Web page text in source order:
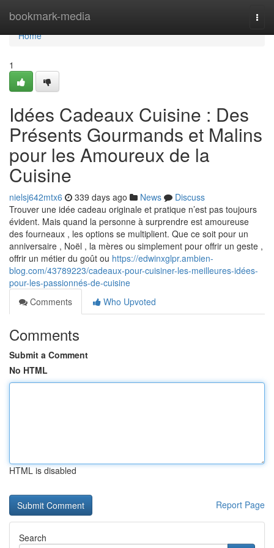
bookmark-media
Home
Home
1
Idées Cadeaux Cuisine : Des
Présents Gourmands et Malins
pour les Amoureux de la
Cuisine
nielsj642mtx6 339 days ago News
Discuss
Trouver une idée cadeau originale et pratique n’est pas toujours
évident. Mais quand la personne à surprendre est amoureuse
des fourneaux , les options se multiplient. Que ce soit pour un
anniversaire , Noël , la mères ou simplement pour offrir un geste ,
offrir un métier du goût ou https://edwinxglpr.ambien-
blog.com/43789223/cadeaux-pour-cuisiner-les-meilleures-idées-
pour-les-passionnés-de-cuisine
Comments
Who Upvoted
Comments
Submit a Comment
No HTML
HTML is disabled
Report Page
Search